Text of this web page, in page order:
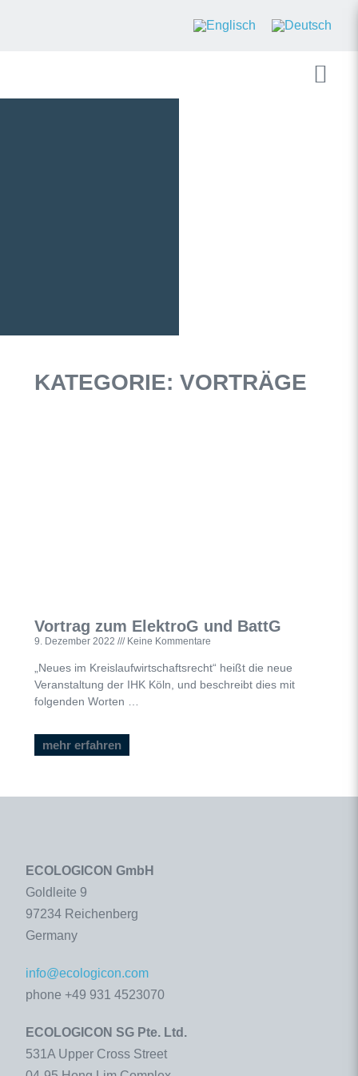
KATEGORIE: VORTRÄGE
Vortrag zum ElektroG und BattG
9. Dezember 2022 Keine Kommentare
„Neues im Kreislaufwirtschaftsrecht“ heißt die neue
Veranstaltung der IHK Köln, und beschreibt dies mit
folgenden Worten …
mehr erfahren
ECOLOGICON GmbH
Goldleite 9
97234 Reichenberg
Germany
info@ecologicon.com
phone +49 931 4523070
ECOLOGICON SG Pte. Ltd.
531A Upper Cross Street